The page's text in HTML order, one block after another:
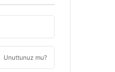
Unuttunuz mu?